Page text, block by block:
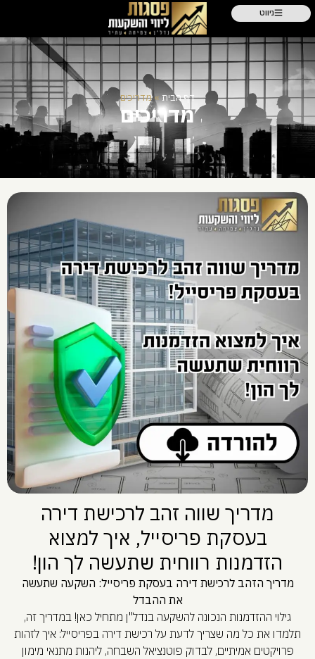
ניווט
דף הבית»מדריכים
מדריכים
מדריך שווה זהב לרכישת דירה
בעסקת פריסייל, איך למצוא
הזדמנות רווחית שתעשה לך הון!
מדריך הזהב לרכישת דירה בעסקת פריסייל: השקעה שתעשה
את ההבדל
גילוי ההזדמנות הנכונה להשקעה בנדל"ן מתחיל כאן! במדריך זה,
תלמדו את כל מה שצריך לדעת על רכישת דירה בפריסייל: איך לזהות
פרויקטים אמיתיים, לבדוק פוטנציאל השבחה, ליהנות מתנאי מימון